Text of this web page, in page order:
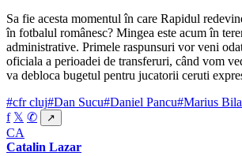
Sa fie acesta momentul în care Rapidul
în fotbalul românesc? Mingea este acum în
administrative. Primele raspunsuri vor veni
oficiala a perioadei de transferuri, când vom
va debloca bugetul pentru jucatorii ceruti
#cfr cluj#Dan Sucu#Daniel Pancu#Marius
f 𝕏 ✆ ↗
CA
Catalin Lazar